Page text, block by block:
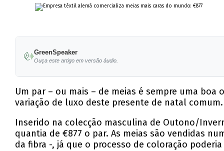
GreenSpeaker
Ouça este artigo em versão áudio.
Um par – ou mais – de meias é sempre uma
variação de luxo deste presente de natal comum.
Inserido na colecção masculina de Outono/
quantia de €877 o par. As meias são vendidas
da fibra -, já que o processo de coloração